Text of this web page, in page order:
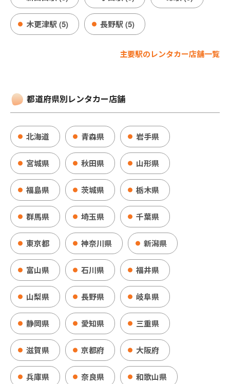
木更津駅 (5) 長野駅 (5)
主要駅のレンタカー店舗一覧
都道府県別レンタカー店舗
北海道 青森県 岩手県
宮城県 秋田県 山形県
福島県 茨城県 栃木県
群馬県 埼玉県 千葉県
東京都 神奈川県 新潟県
富山県 石川県 福井県
山梨県 長野県 岐阜県
静岡県 愛知県 三重県
滋賀県 京都府 大阪府
兵庫県 奈良県 和歌山県